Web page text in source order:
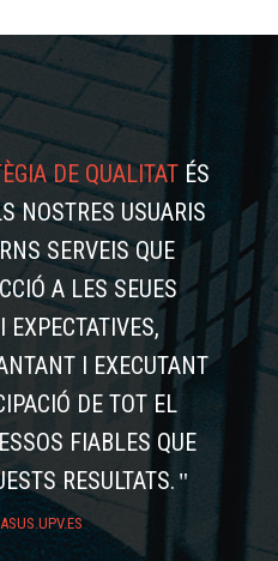
DE QUALITAT ÉS
NOSTRES USUARIS
SERVEIS QUE
A LES SEUES
EXPECTATIVES,
I EXECUTANT
DE TOT EL
FIABLES QUE
RESULTATS.